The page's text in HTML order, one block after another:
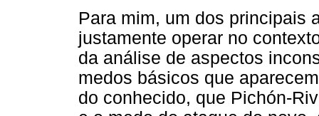
Para mim, um dos principais
justamente operar no
da análise de aspectos
medos básicos que
do conhecido, que Pichón-